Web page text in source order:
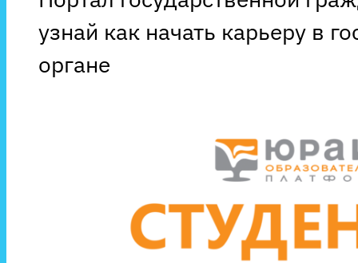
узнай как начать карьеру в
органе